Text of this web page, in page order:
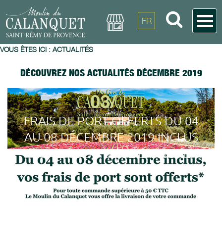
FR
VOUS ÊTES ICI : ACTUALITÉS
DÉCOUVREZ NOS ACTUALITÉS DÉCEMBRE 2019
03/12
FRAIS DE PORT OFFERTS DU 04
AU 08 DÉCEMBRE 2019 INCLUS
SUR LA BOUTIQUE EN LIGNE